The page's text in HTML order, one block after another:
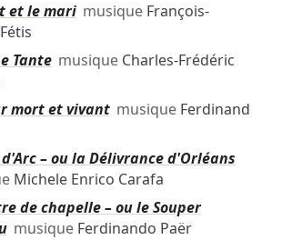
et le marimusique François-
Tantemusique Charles-Frédéric
mort et vivantmusique Ferdinand
– ou la Délivrance d'Orléans
Michele Enrico Carafa
de chapelle – ou le Souper
musique Ferdinando Paër